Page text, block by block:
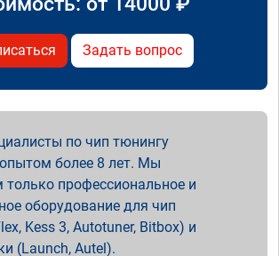
Задать вопрос
по чип тюнингу
более 8 лет. Мы
только профессиональное и
оборудование для чип
Kess 3, Autotuner, Bitbox) и
(Launch, Autel).